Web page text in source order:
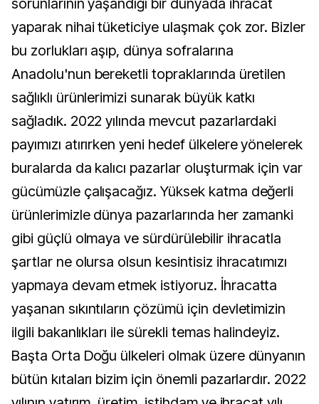
sorunlarının yaşandığı bir dünyada ihracat
yaparak nihai tüketiciye ulaşmak çok zor. Bizler
bu zorlukları aşıp, dünya sofralarına
Anadolu'nun bereketli topraklarında üretilen
sağlıklı ürünlerimizi sunarak büyük katkı
sağladık. 2022 yılında mevcut pazarlardaki
payımızı atırırken yeni hedef ülkelere yönelerek
buralarda da kalıcı pazarlar oluşturmak için var
gücümüzle çalışacağız. Yüksek katma değerli
ürünlerimizle dünya pazarlarında her zamanki
gibi güçlü olmaya ve sürdürülebilir ihracatla
şartlar ne olursa olsun kesintisiz ihracatımızı
yapmaya devam etmek istiyoruz. İhracatta
yaşanan sıkıntıların çözümü için devletimizin
ilgili bakanlıkları ile sürekli temas halindeyiz.
Başta Orta Doğu ülkeleri olmak üzere dünyanın
bütün kıtaları bizim için önemli pazarlardır. 2022